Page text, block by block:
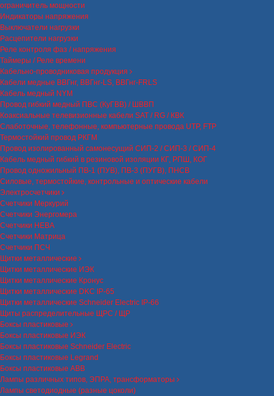
ограничитель мощности
Индикаторы напряжения
Выключатели нагрузки
Расцепители нагрузки
Реле контроля фаз / напряжения
Таймеры / Реле времени
Кабельно-проводниковая продукция
Кабели медные ВВГнг, ВВГнг-LS, ВВГнг-FRLS
Кабель медный NYM
Провод гибкий медный ПВС (КуГВВ) / ШВВП
Коаксиальные телевизионные кабели SAT / RG / КВК
Слаботочные, телефонные, компьютерные провода UTP, FTP
Термостойкий провод РКГМ
Провод изолированный самонесущий СИП-2 / СИП-3 / СИП-4
Кабель медный гибкий в резиновой изоляции КГ, РПШ, КОГ
Провод одножильный ПВ-1 (ПУВ), ПВ-3 (ПУГВ), ПНСВ
Силовые, термостойкие, контрольные и оптические кабели
Электросчетчики
Счетчики Меркурий
Счетчики Энергомера
Счетчики НЕВА
Счетчики Матрица
Счетчики ПСЧ
Щитки металлические
Щитки металлические ИЭК
Щитки металлические Кронус
Щитки металлические DKC IP-65
Щитки металлические Schneider Electric IP-66
Щиты распределительные ЩРС / ЩР
Боксы пластиковые
Боксы пластиковые ИЭК
Боксы пластиковые Schneider Electric
Боксы пластиковые Legrand
Боксы пластиковые ABB
Лампы различных типов, ЭПРА, трансформаторы
Лампы светодиодные (разные цоколи)